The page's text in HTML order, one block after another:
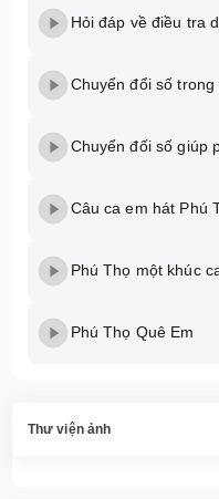
Hỏi đáp về điều tra
Chuyển đổi số
Chuyển đối số giúp
Câu ca em hát Phú
Phú Thọ một khúc
Phú Thọ Quê Em
Thư viện ảnh